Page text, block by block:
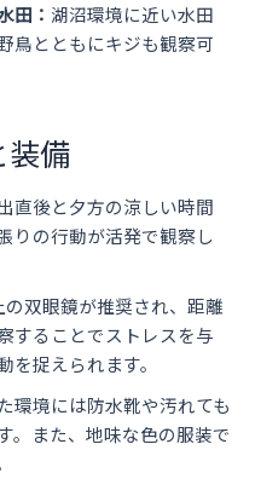
田： 湖沼環境に近い水田
鳥とともにキジも観察可
装備
直後と夕方の涼しい時間
りの行動が活発で観察し
の双眼鏡が推奨され、距離
することでストレスを与
を捉えられます。
環境には防水靴や汚れても
。また、地味な色の服装で